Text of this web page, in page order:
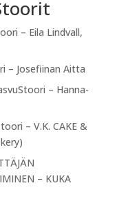
– Eila Lindvall,
– Josefiinan Aitta
– Hanna-
– V.K. CAKE &
– KUKA